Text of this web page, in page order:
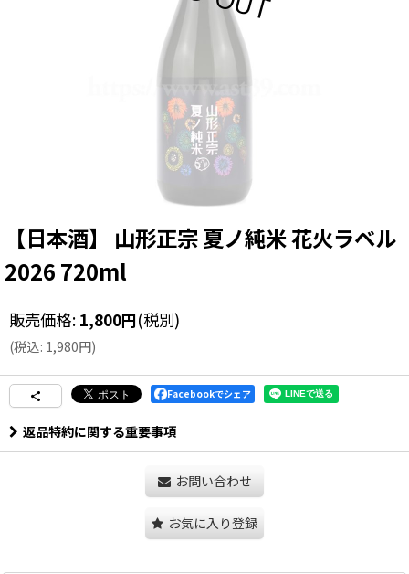
【日本酒】 山形正宗 夏ノ純米 花火ラベル
2026 720ml
販売価格: 1,800円(税別)
(税込: 1,980円)
Facebookでシェア
返品特約に関する重要事項
お問い合わせ
お気に入り登録